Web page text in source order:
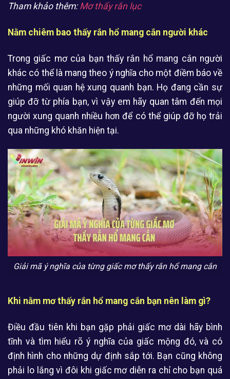
Tham khảo thêm:Mơ thấy rắn lục
Nằm chiêm bao thấy rắn hổ mang cắn người khác
Trong giấc mơ của bạn thấy rắn hổ mang cắn người
khác có thể là mang theo ý nghĩa cho một điềm báo về
những mối quan hệ xung quanh bạn. Họ đang cần sự
giúp đỡ từ phía bạn, vì vậy em hãy quan tâm đến mọi
người xung quanh nhiều hơn để có thể giúp đỡ họ trải
qua những khó khăn hiện tại.
Giải mã ý nghĩa của từng giấc mơ thấy rắn hổ mang cắn
Khi nằm mơ thấy rắn hổ mang cắn bạn nên làm gì?
Điều đầu tiên khi bạn gặp phải giấc mơ dài hãy bình
tĩnh và tìm hiểu rõ ý nghĩa của giấc mộng đó, và có
định hình cho những dự định sắp tới. Bạn cũng không
phải lo lắng vì đôi khi giấc mơ diễn ra chỉ cho bạn quá